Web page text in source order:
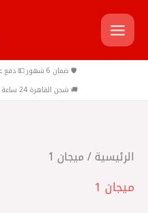
تخطي
إلى
المحتوى
🛡️ ضمان 6 شهور 💵 دفع عند الاستلام 🔄 استبدال سهل
🚚 شحن القاهرة 24 ساعة 📦 شحن المحافظات 72 ساعة
الرئيسية/ ميجان 1
ميجان 1